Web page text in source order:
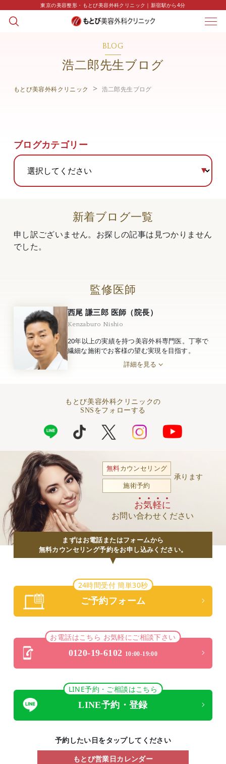
東京の美容整形・もとび美容外科クリニック｜新宿駅から4分
BLOG
浩二郎先生ブログ
もとび美容外科クリニック 浩二郎先生ブログ
ブログカテゴリー
新着ブログ一覧
申し訳ございません。お探しの記事は見つかりません
でした。
監修医師
西尾 謙三郎 医師（院長）
Kenzaburo Nishio
20年以上の実績を持つ美容外科専門医。丁寧で
繊細な施術でお客様の望む実現を目指す。
詳細を見る
もとび美容外科クリニックの
SNSをフォローする
無料カウンセリング
施術予約
承ります
お気軽に
お問い合わせください
まずはお電話またはフォームから
無料カウンセリング予約をお申し込みください。
24時間受付 簡単30秒
ご予約フォーム
お電話はこちら お気軽にご相談下さい
0120-19-6102 10:00-19:00
LINE予約・ご相談はこちら
LINE予約・登録
予約したい日をタップしてください
もとび営業日カレンダー